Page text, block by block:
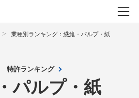
業種別ランキング：繊維・パルプ・紙
特許ランキング
パルプ・紙